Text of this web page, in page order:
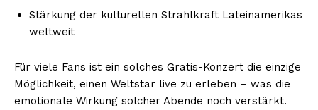
Stärkung der kulturellen Strahlkraft Lateinamerikas
weltweit
Für viele Fans ist ein solches Gratis-Konzert die einzige
Möglichkeit, einen Weltstar live zu erleben – was die
emotionale Wirkung solcher Abende noch verstärkt.